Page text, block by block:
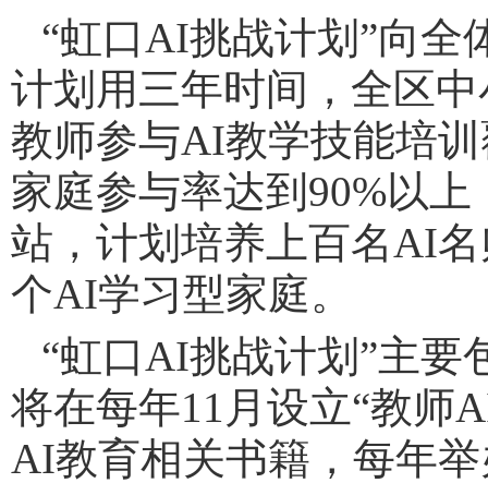
“虹口AI挑战计划”向全
计划用三年时间， 全区
教师参与AI教学技能培
家庭参与率达到90%以上
站， 计划培养上百名AI
个AI学习型家庭。
“虹口AI挑战计划”主要
将在每年11月设立“教师
AI教育相关书籍，每年